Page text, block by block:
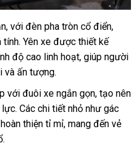
với đèn pha tròn cổ điển,
Yên xe được thiết kế
độ cao linh hoạt, giúp người
và ấn tượng.
với đuôi xe ngắn gọn, tạo nên
Các chi tiết nhỏ như gác
thiện tỉ mỉ, mang đến vẻ